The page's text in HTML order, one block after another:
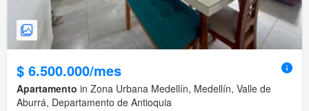
$ 6.500.000/mes
Apartamento in Zona Urbana Medellín, Medellín, Valle de
Aburrá, Departamento de Antioquia